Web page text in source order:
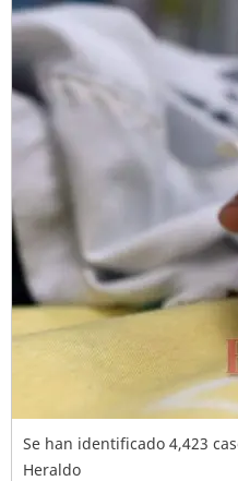
Se han identificado 4,423
Heraldo